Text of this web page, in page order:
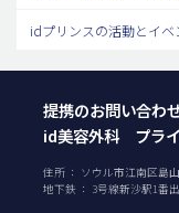
idプリンスの活動とイベ
提携のお問い合わ
id美容外科 プラ
住所 ： ソウル市江南区島
地下鉄 ： 3号線新沙駅1番